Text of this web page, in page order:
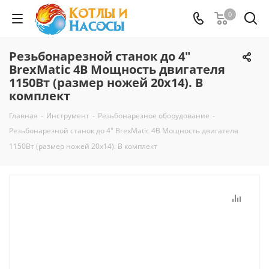
0
Резьбонарезной станок до 4"
BrexMatic 4В Мощность двигателя
1150Bт (размер ножей 20х14). В
комплект
Главная - Инструмент - Резьбонарезное оборудование -
Резьбонарезной станок до 4" BrexMatic 4В Мощность двигателя
1150Bт (размер ножей 20х14). В комплект